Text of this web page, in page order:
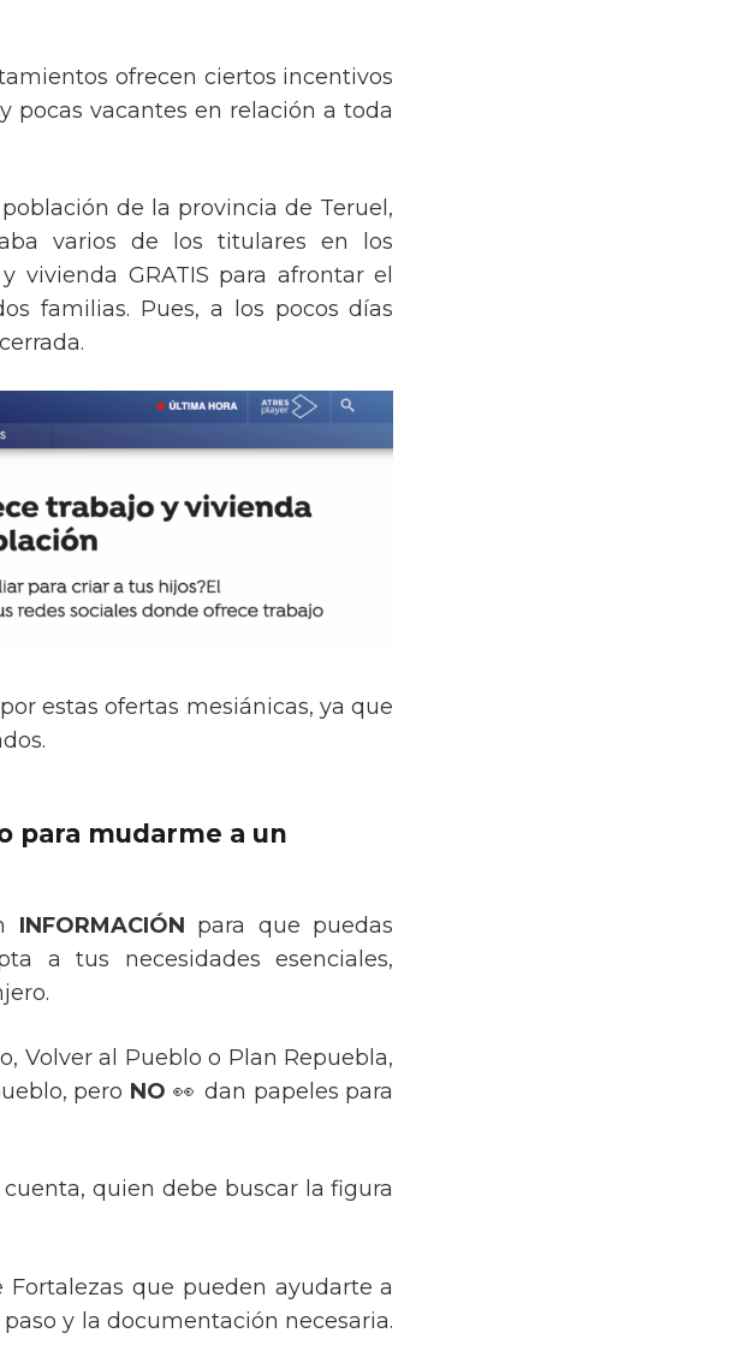
ofrecen ciertos incentivos
pocas vacantes en relación a toda
de la provincia de Teruel,
varios de los titulares en los
GRATIS para afrontar el
familias. Pues, a los pocos días
estas ofertas mesiánicas, ya que
para mudarme a un
INFORMACIÓN para que puedas
a tus necesidades esenciales,
Volver al Pueblo o Plan Repuebla,
pero NO 👀 dan papeles para
quien debe buscar la figura
que pueden ayudarte a
y la documentación necesaria.